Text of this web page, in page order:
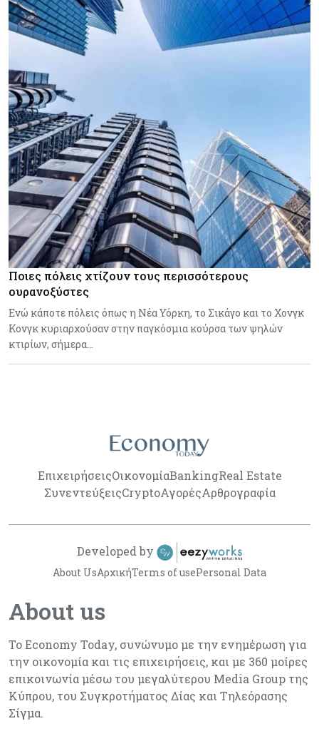
Ποιες πόλεις χτίζουν τους περισσότερους
ουρανοξύστες
Ενώ κάποτε πόλεις όπως η Νέα Υόρκη, το Σικάγο και το Χονγκ
Κονγκ κυριαρχούσαν στην παγκόσμια κούρσα των ψηλών
κτιρίων, σήμερα…
ΕπιχειρήσειςΟικονομίαBankingReal Estate
ΣυνεντεύξειςCryptoΑγορέςΑρθρογραφία
About us
Το Economy Today, συνώνυμο με την ενημέρωση για
την οικονομία και τις επιχειρήσεις, και με 360 μοίρες
επικοινωνία μέσω του μεγαλύτερου Media Group της
Κύπρου, του Συγκροτήματος Δίας και Τηλεόρασης
Σίγμα.
About UsΑρχικήTerms of usePersonal Data
Developed by